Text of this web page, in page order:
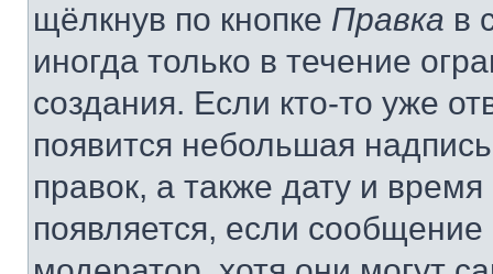
щёлкнув по кнопке Правка в
иногда только в течение
создания. Если кто-то уже
появится небольшая
правок, а также дату и
появляется, если